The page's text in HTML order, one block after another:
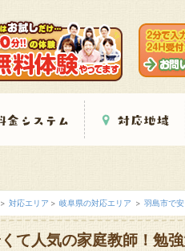
対応エリア 岐阜県の対応エリア 羽島市で
て人気の家庭教師！勉